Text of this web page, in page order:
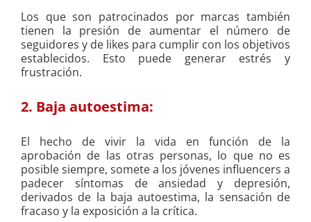
Los que son patrocinados por marcas también
tienen la presión de aumentar el número de
seguidores y de likes para cumplir con los objetivos
establecidos. Esto puede generar estrés y
frustración.
2. Baja autoestima:
El hecho de vivir la vida en función de la
aprobación de las otras personas, lo que no es
posible siempre, somete a los jóvenes influencers a
padecer síntomas de ansiedad y depresión,
derivados de la baja autoestima, la sensación de
fracaso y la exposición a la crítica.